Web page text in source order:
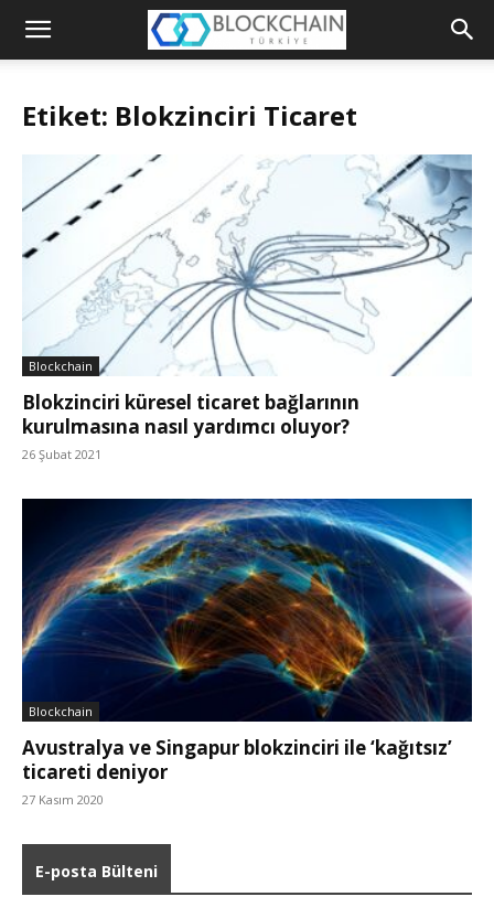
Blockchain
Etiket: Blokzinciri Ticaret
Blockchain
Blokzinciri küresel ticaret bağlarının
kurulmasına nasıl yardımcı oluyor?
26 Şubat 2021
Blockchain
Avustralya ve Singapur blokzinciri ile ‘kağıtsız’
ticareti deniyor
27 Kasım 2020
E-posta Bülteni